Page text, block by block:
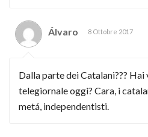
Álvaro 8 Ottobre 2017
Dalla parte dei Catalani???
telegiornale oggi? Cara, i
metá, independentisti.